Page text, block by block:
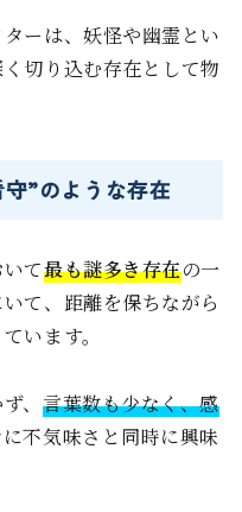
ーは、妖怪や幽霊とい
切り込む存在として物
”のような存在
て最も謎多き存在の一
て、距離を保ちながら
います。
、 言葉数も少なく、感
不気味さと同時に興味